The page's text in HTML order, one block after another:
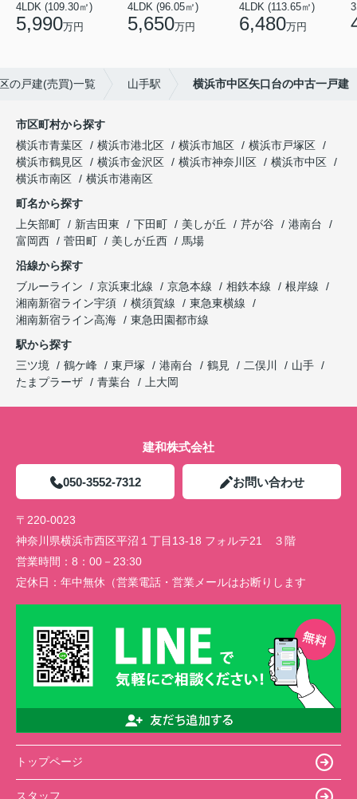
4LDK (109.30㎡)
5,990万円
4LDK (96.05㎡)
5,650万円
4LDK (113.65㎡)
6,480万円
の戸建(売買)一覧 山手駅 横浜市中区矢口台の中古一戸建
市区町村から探す
横浜市青葉区
横浜市港北区 横浜市旭区
横浜市戸塚区
横浜市鶴見区
横浜市金沢区 横浜市神奈川区
横浜市中区
横浜市南区
横浜市港南区
町名から探す
上矢部町
新吉田東 下田町 美しが丘 芹が谷
港南台
富岡西
菅田町 美しが丘西
馬場
沿線から探す
ブルーライン
京浜東北線 京急本線 相鉄本線
根岸線
湘南新宿ライン宇須
横須賀線
東急東横線
湘南新宿ライン高海
東急田園都市線
駅から探す
三ツ境
鶴ケ峰 東戸塚 港南台 鶴見 二俣川
山手
たまプラーザ
青葉台 上大岡
建和株式会社
050-3552-7312 お問い合わせ
〒220-0023
神奈川県横浜市西区平沼１丁目13-18 フォルテ21 ３階
営業時間： 8：00－23:30
定休日： 年中無休（営業電話・営業メールはお断りします
トップページ
スタッフ